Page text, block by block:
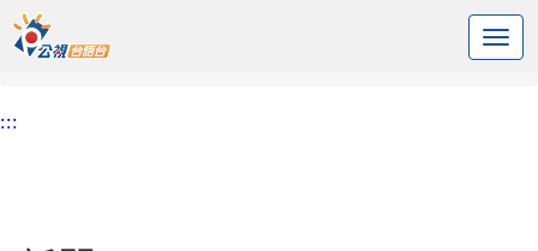
中央內容區塊
頭頁
:::